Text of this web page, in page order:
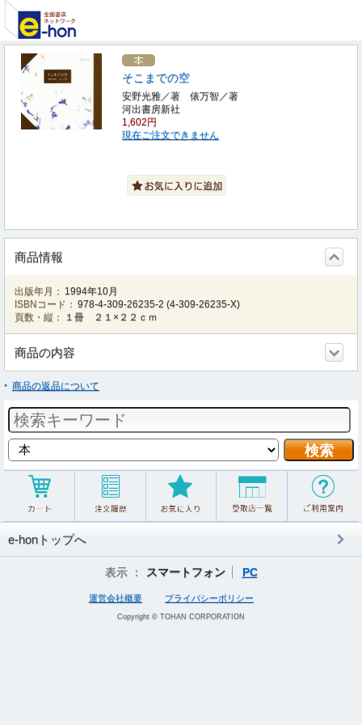
そこまでの空
安野光雅／著 俵万智／著
河出書房新社
1,602円
現在ご注文できません
商品情報
出版年月： 1994年10月
ISBNコード： 978-4-309-26235-2 (4-309-26235-X)
頁数・縦：
１冊 ２１×２２ｃｍ
商品の内容
商品の返品について
e-honトップへ
表示 ： スマートフォン PC
運営会社概要 プライバシーポリシー
Copyright © TOHAN CORPORATION